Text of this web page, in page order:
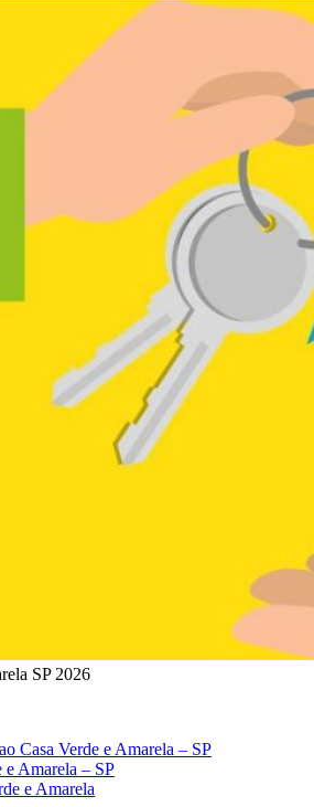
SP 2026
Casa Verde e Amarela – SP
e Amarela – SP
e Amarela